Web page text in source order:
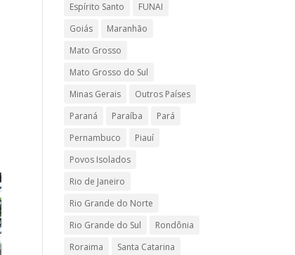
Espírito Santo
FUNAI
Goiás
Maranhão
Mato Grosso
Mato Grosso do Sul
Minas Gerais
Outros Países
Paraná
Paraíba
Pará
Pernambuco
Piauí
Povos Isolados
Rio de Janeiro
Rio Grande do Norte
Rio Grande do Sul
Rondônia
Roraima
Santa Catarina